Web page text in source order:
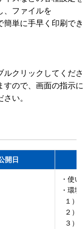
、ファイルを
単に手早く印刷でき
クリックしてくだ
ので、画面の指示に
開日
・使
・環